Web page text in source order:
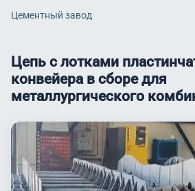
Цементный завод
Цепь с лотками
конвейера в сборе для
металлургического